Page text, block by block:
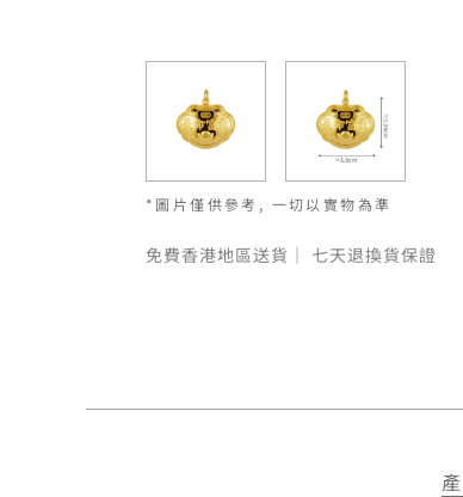
*圖片僅供參考, 一切以實物為準
免費香港地區送貨｜ 七天退換貨保證